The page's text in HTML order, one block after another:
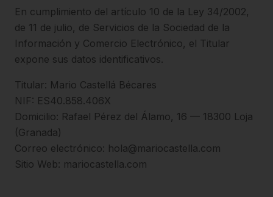
En cumplimiento del artículo 10 de la Ley 34/2002,
de 11 de julio, de Servicios de la Sociedad de la
Información y Comercio Electrónico, el Titular
expone sus datos identificativos.
Titular: Mario Castellá Bécares
NIF: ES40.858.406X
Domicilio: Rafael Pérez del Álamo, 16 — 18300 Loja
(Granada)
Correo electrónico: hola@mariocastella.com
Sitio Web: mariocastella.com